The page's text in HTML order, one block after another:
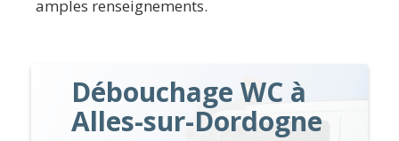
amples renseignements.
Débouchage WC à
Alles-sur-Dordogne